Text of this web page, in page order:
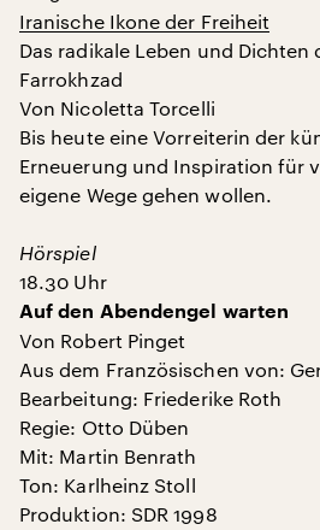
Iranische Ikone der Freiheit
Das radikale Leben und Dichten
Farrokhzad
Von Nicoletta Torcelli
Bis heute eine Vorreiterin der
Erneuerung und Inspiration für
eigene Wege gehen wollen.
Hörspiel
18.30 Uhr
Auf den Abendengel warten
Von Robert Pinget
Aus dem Französischen von:
Bearbeitung: Friederike Roth
Regie: Otto Düben
Mit: Martin Benrath
Ton: Karlheinz Stoll
Produktion: SDR 1998